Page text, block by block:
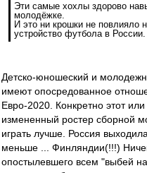
Эти самые хохлы здорово
молодёжке.
И это ни крошки не повлияло
устройство футбола в России.
Детско-юношеский и
имеют опосредованное
Евро-2020. Конкретно этот или
измененный ростер сборной
играть лучше. Россия
меньше ... Финляндии(!!!)
опостылевшего всем "выбей